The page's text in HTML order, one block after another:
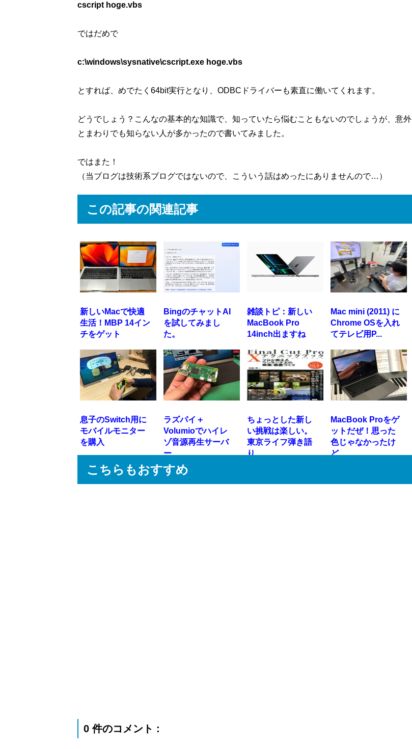
cscript hoge.vbs
ではだめで
c:\windows\sysnative\cscript.exe hoge.vbs
とすれば、めでたく64bit実行となり、ODBCドライバーも素直に働いてくれます。
どうでしょう？こんなの基本的な知識で、知っていたら悩むこともないのでしょうが、意外
とまわりでも知らない人が多かったので書いてみました。
ではまた！
（当ブログは技術系ブログではないので、こういう話はめったにありませんので…）
この記事の関連記事
新しいMacで快適
生活！MBP 14イン
チをゲット
BingのチャットAI
を試してみまし
た。
雑談トピ：新しい
MacBook Pro
14inch出ますね
Mac mini (2011) に
Chrome OSを入れ
てテレビ用P...
息子のSwitch用に
モバイルモニター
を購入
ラズパイ＋
Volumioでハイレ
ゾ音源再生サーバ
ー
ちょっとした新し
い挑戦は楽しい。
東京ライフ弾き語
り
MacBook Proをゲ
ットだぜ！思った
色じゃなかったけ
ど…
こちらもおすすめ
0 件のコメント :